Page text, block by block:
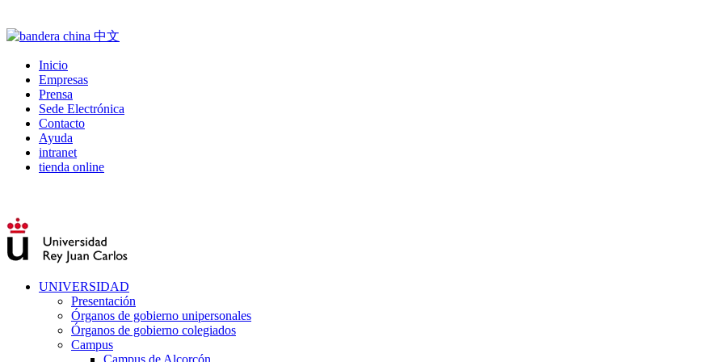
Inicio
Empresas
Prensa
Sede Electrónica
Contacto
Ayuda
intranet
tienda online
UNIVERSIDAD
Presentación
Órganos de gobierno unipersonales
Órganos de gobierno colegiados
Campus
Campus de Alcorcón